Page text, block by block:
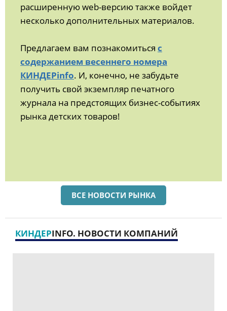
расширенную web-версию также войдет
несколько дополнительных материалов.
Предлагаем вам познакомиться с
содержанием весеннего номера
КИНДЕРinfo. И, конечно, не забудьте
получить свой экземпляр печатного
журнала на предстоящих бизнес-событиях
рынка детских товаров!
ВСЕ НОВОСТИ РЫНКА
КИНДЕРINFO. НОВОСТИ КОМПАНИЙ